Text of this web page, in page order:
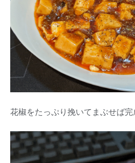
花椒をたっぷり挽いてまぶせば完